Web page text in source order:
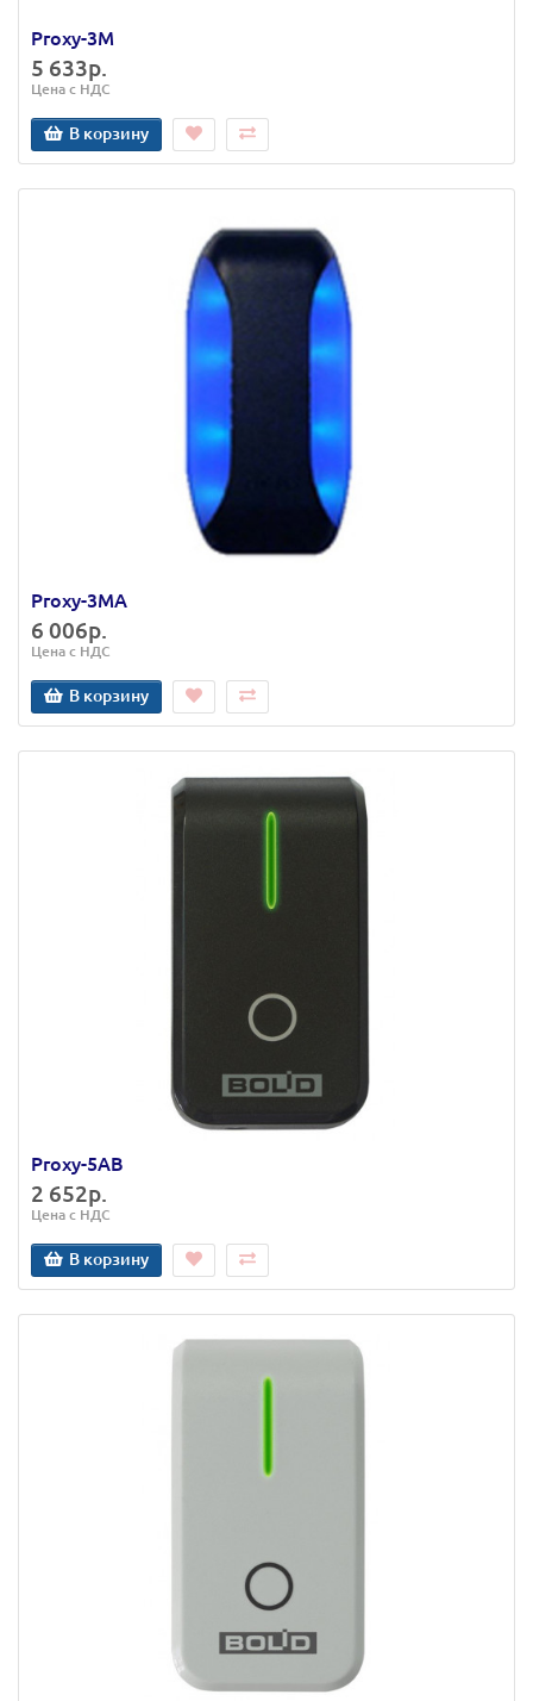
Proxy-3M
5 633р.
Цена с НДС
В корзину
Proxy-3MA
6 006р.
Цена с НДС
В корзину
Proxy-5AB
2 652р.
Цена с НДС
В корзину